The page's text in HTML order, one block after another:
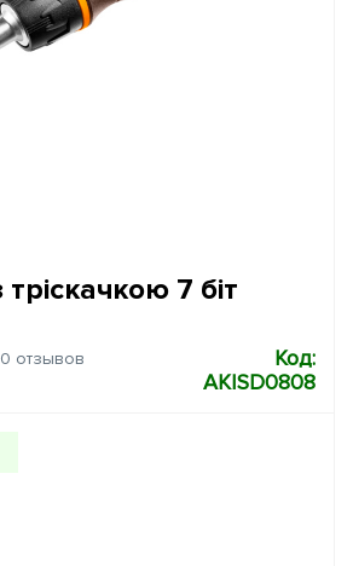
7 біт
0 отзывов
Код:
AKISD0808